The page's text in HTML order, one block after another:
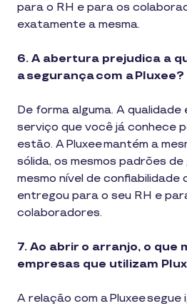
para o RH e para os
exatamente a mesma.
6. A abertura prejudica a
a segurança com a Pluxee?
De forma alguma. A
serviço que você já conhece
estão. A Pluxee mantém a
sólida, os mesmos padrões
mesmo nível de confiabilidade
entregou para o seu RH e
colaboradores.
7. Ao abrir o arranjo, o que
empresas que utilizam
A relação com a Pluxee segue